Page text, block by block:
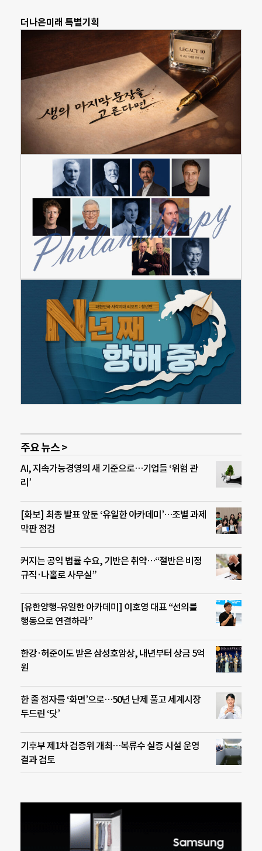
더나은미래 특별기획
주요 뉴스 >
AI, 지속가능경영의 새 기준으로…기업들 ‘위험 관
리’
[화보] 최종 발표 앞둔 ‘유일한 아카데미’…조별 과제
막판 점검
커지는 공익 법률 수요, 기반은 취약…“절반은 비정
규직·나홀로 사무실”
[유한양행-유일한 아카데미] 이호영 대표 “선의를
행동으로 연결하라”
한강·허준이도 받은 삼성호암상, 내년부터 상금 5억
원
한 줄 점자를 ‘화면’으로…50년 난제 풀고 세계시장
두드린 ‘닷’
기후부 제1차 검증위 개최…복류수 실증 시설 운영
결과 검토